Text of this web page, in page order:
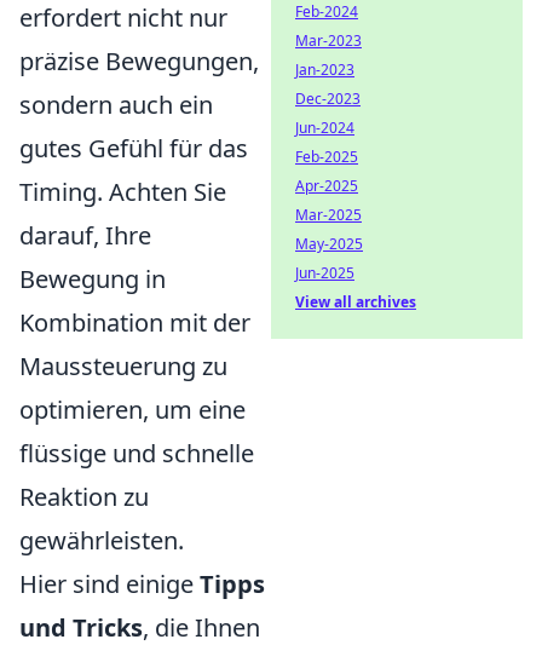
erfordert nicht nur
präzise Bewegungen,
sondern auch ein
gutes Gefühl für das
Timing. Achten Sie
darauf, Ihre
Bewegung in
Kombination mit der
Maussteuerung zu
optimieren, um eine
flüssige und schnelle
Reaktion zu
gewährleisten.
Hier sind einigeTipps
und Tricks, die Ihnen
Feb-2024
Mar-2023
Jan-2023
Dec-2023
Jun-2024
Feb-2025
Apr-2025
Mar-2025
May-2025
Jun-2025
View all archives